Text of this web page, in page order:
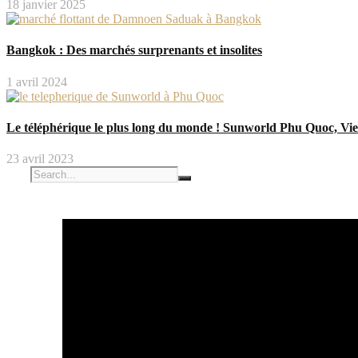
18 janvier 2025
Bangkok : Des marchés surprenants et insolites
1 avril 2024
Le téléphérique le plus long du monde ! Sunworld Phu Quoc,
23 avril 2023